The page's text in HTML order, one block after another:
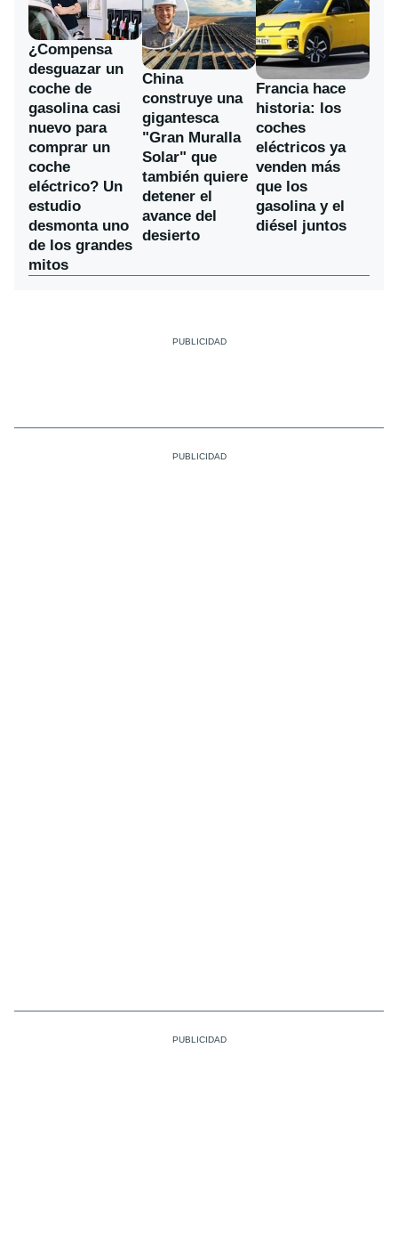
¿Compensa
desguazar un
coche de
gasolina casi
nuevo para
comprar un
coche
eléctrico? Un
estudio
desmonta uno
de los grandes
mitos
China
construye una
gigantesca
"Gran Muralla
Solar" que
también quiere
detener el
avance del
desierto
Francia hace
historia: los
coches
eléctricos ya
venden más
que los
gasolina y el
diésel juntos